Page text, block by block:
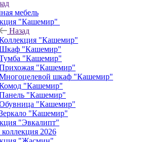
мебель
"Кашемир"
Назад
"Кашемир"
"Кашемир"
"Кашемир"
"Кашемир"
шкаф "Кашемир"
"Кашемир"
"Кашемир"
"Кашемир"
"Кашемир"
"Эвкалипт"
2026